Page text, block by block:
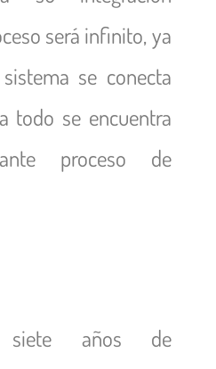
será infinito, ya
se conecta
todo se encuentra
proceso de
siete años de